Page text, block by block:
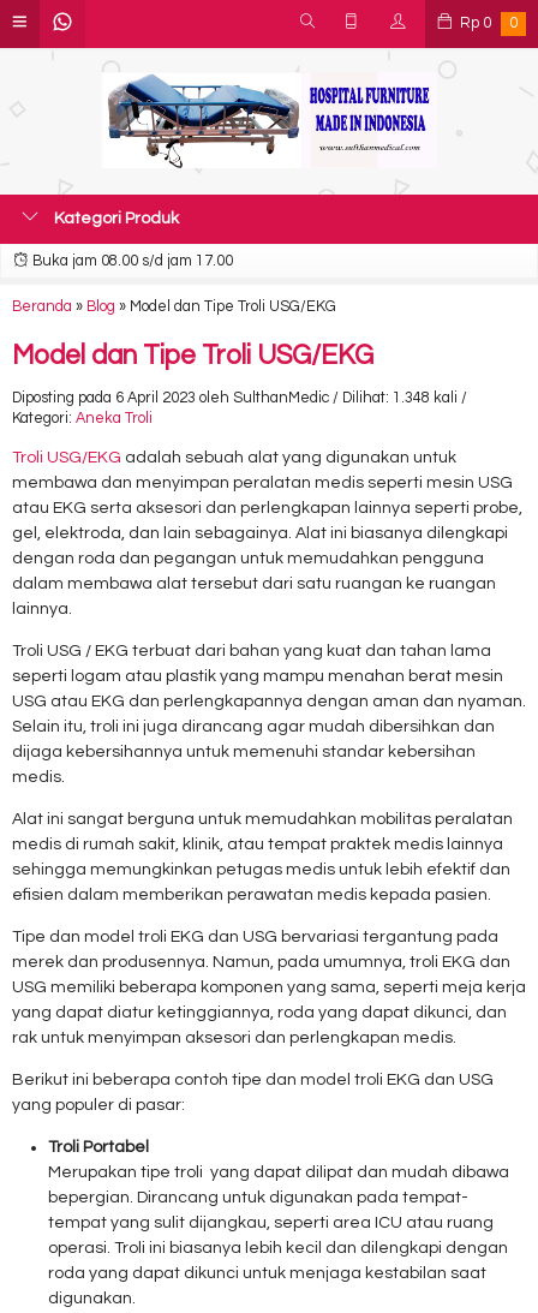
Rp 0 0
Kategori Produk
Buka jam 08.00 s/d jam 17.00
Beranda » Blog » Model dan Tipe Troli USG/EKG
Model dan Tipe Troli USG/EKG
Diposting pada 6 April 2023 oleh SulthanMedic / Dilihat: 1.348 kali /
Kategori: Aneka Troli
Troli USG/EKG adalah sebuah alat yang digunakan untuk
membawa dan menyimpan peralatan medis seperti mesin USG
atau EKG serta aksesori dan perlengkapan lainnya seperti probe,
gel, elektroda, dan lain sebagainya. Alat ini biasanya dilengkapi
dengan roda dan pegangan untuk memudahkan pengguna
dalam membawa alat tersebut dari satu ruangan ke ruangan
lainnya.
Troli USG / EKG terbuat dari bahan yang kuat dan tahan lama
seperti logam atau plastik yang mampu menahan berat mesin
USG atau EKG dan perlengkapannya dengan aman dan nyaman.
Selain itu, troli ini juga dirancang agar mudah dibersihkan dan
dijaga kebersihannya untuk memenuhi standar kebersihan
medis.
Alat ini sangat berguna untuk memudahkan mobilitas peralatan
medis di rumah sakit, klinik, atau tempat praktek medis lainnya
sehingga memungkinkan petugas medis untuk lebih efektif dan
efisien dalam memberikan perawatan medis kepada pasien.
Tipe dan model troli EKG dan USG bervariasi tergantung pada
merek dan produsennya. Namun, pada umumnya, troli EKG dan
USG memiliki beberapa komponen yang sama, seperti meja kerja
yang dapat diatur ketinggiannya, roda yang dapat dikunci, dan
rak untuk menyimpan aksesori dan perlengkapan medis.
Berikut ini beberapa contoh tipe dan model troli EKG dan USG
yang populer di pasar:
Troli Portabel
Merupakan tipe troli yang dapat dilipat dan mudah dibawa
bepergian. Dirancang untuk digunakan pada tempat-
tempat yang sulit dijangkau, seperti area ICU atau ruang
operasi. Troli ini biasanya lebih kecil dan dilengkapi dengan
roda yang dapat dikunci untuk menjaga kestabilan saat
digunakan.